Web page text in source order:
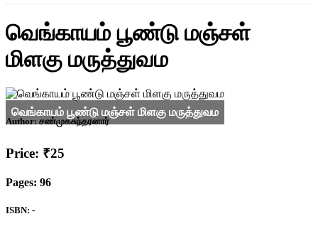
வெங்காயம் பூண்டு மஞ்சள்
மிளகு மருத்துவம
Author: சண்முகசுந்தரனார்
Price: ₹25
Pages: 96
ISBN: -